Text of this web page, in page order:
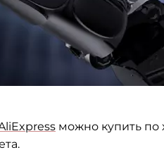
можно купить по